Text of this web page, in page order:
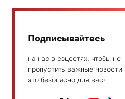
Подписывайтесь
на нас в соцсетях, чтобы не
пропустить важные новости
это безопасно для вас)